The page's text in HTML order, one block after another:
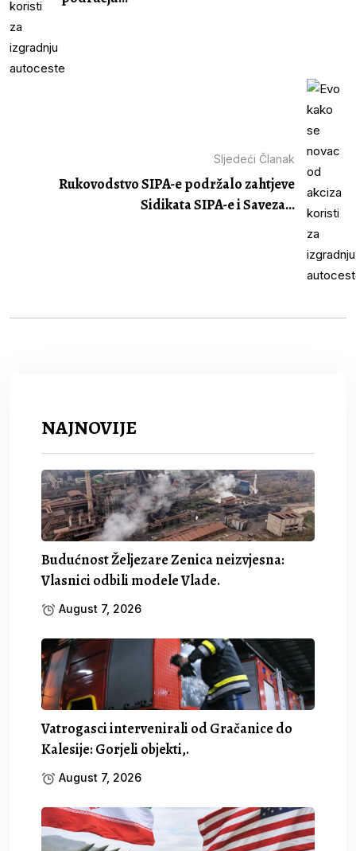
Sljedeći Članak
Rukovodstvo SIPA-e podržalo zahtjeve
Sidikata SIPA-e i Saveza...
NAJNOVIJE
Budućnost Željezare Zenica neizvjesna:
Vlasnici odbili modele Vlade.
August 7, 2026
Vatrogasci intervenirali od Gračanice do
Kalesije: Gorjeli objekti,.
August 7, 2026